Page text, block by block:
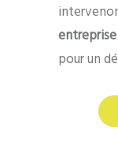
pour un